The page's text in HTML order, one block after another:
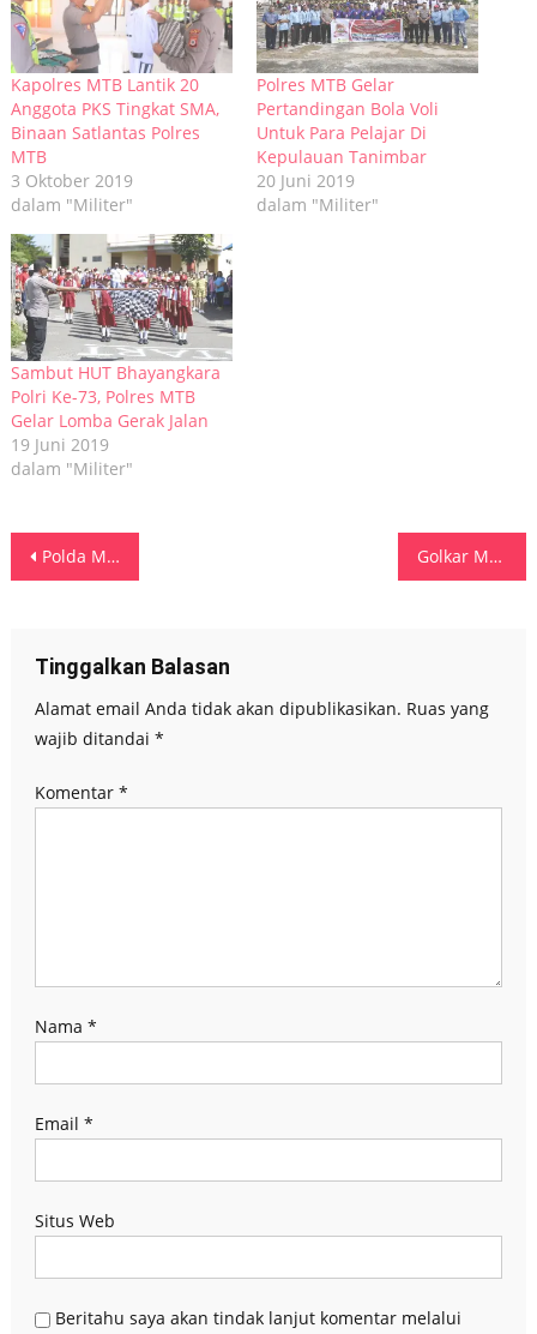
Kapolres MTB Lantik 20
Anggota PKS Tingkat SMA,
Binaan Satlantas Polres
MTB
3 Oktober 2019
dalam "Militer"
Polres MTB Gelar
Pertandingan Bola Voli
Untuk Para Pelajar Di
Kepulauan Tanimbar
20 Juni 2019
dalam "Militer"
Sambut HUT Bhayangkara
Polri Ke-73, Polres MTB
Gelar Lomba Gerak Jalan
19 Juni 2019
dalam "Militer"
Navigasi
Polda Metro Jaya Ungkap 127 Kasus Kejahatan Jalanan, 173 Tersangka Ditangkap Golkar Maluku Serahkan Hewan Qurban di Al Fatah Ambon, Bawa Pesan Solidaritas dan Kepedulian Sosial dari Ketum Bahlil
Tinggalkan Balasan
Alamat email Anda tidak akan dipublikasikan. Ruas yang
wajib ditandai *
Komentar *
Nama *
Email *
Situs Web
Beritahu saya akan tindak lanjut komentar melalui